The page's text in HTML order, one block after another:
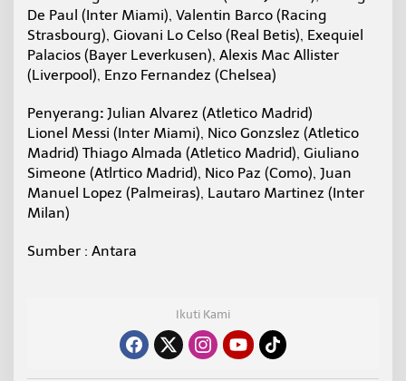
De Paul (Inter Miami), Valentin Barco (Racing
Strasbourg), Giovani Lo Celso (Real Betis), Exequiel
Palacios (Bayer Leverkusen), Alexis Mac Allister
(Liverpool), Enzo Fernandez (Chelsea)
Penyerang: Julian Alvarez (Atletico Madrid)
Lionel Messi (Inter Miami), Nico Gonzslez (Atletico
Madrid) Thiago Almada (Atletico Madrid), Giuliano
Simeone (Atlrtico Madrid), Nico Paz (Como), Juan
Manuel Lopez (Palmeiras), Lautaro Martinez (Inter
Milan)
Sumber : Antara
Ikuti Kami